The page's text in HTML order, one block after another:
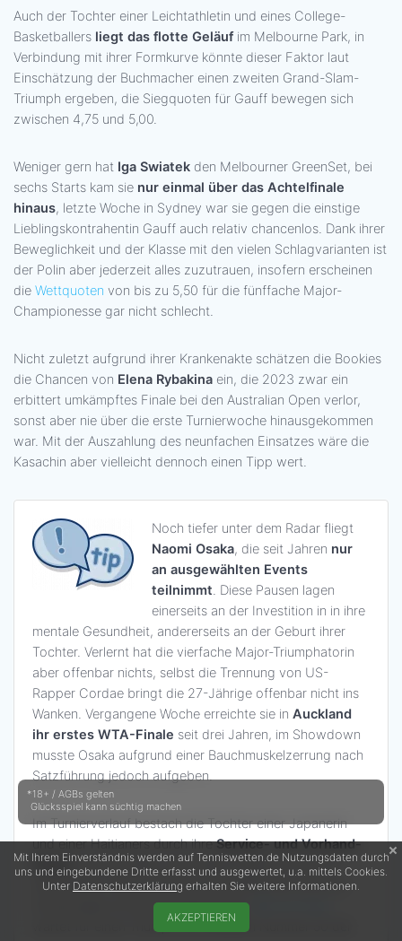
Auch der Tochter einer Leichtathletin und eines College-
Basketballers liegt das flotte Geläufim Melbourne Park, in
Verbindung mit ihrer Formkurve könnte dieser Faktor laut
Einschätzung der Buchmacher einen zweiten Grand-Slam-
Triumph ergeben, die Siegquoten für Gauff bewegen sich
zwischen 4,75 und 5,00.
Weniger gern hat Iga Swiatek den Melbourner GreenSet, bei
sechs Starts kam sie nur einmal über das Achtelfinale
hinaus, letzte Woche in Sydney war sie gegen die einstige
Lieblingskontrahentin Gauff auch relativ chancenlos. Dank ihrer
Beweglichkeit und der Klasse mit den vielen Schlagvarianten ist
der Polin aber jederzeit alles zuzutrauen, insofern erscheinen
die Wettquoten von bis zu 5,50 für die fünffache Major-
Championesse gar nicht schlecht.
Nicht zuletzt aufgrund ihrer Krankenakte schätzen die Bookies
die Chancen von Elena Rybakina ein, die 2023 zwar ein
erbittert umkämpftes Finale bei den Australian Open verlor,
sonst aber nie über die erste Turnierwoche hinausgekommen
war. Mit der Auszahlung des neunfachen Einsatzes wäre die
Kasachin aber vielleicht dennoch einen Tipp wert.
Noch tiefer unter dem Radar fliegt
Naomi Osaka, die seit Jahren nur
an ausgewählten Events
teilnimmt. Diese Pausen lagen
einerseits an der Investition in in ihre
mentale Gesundheit, andererseits an der Geburt ihrer
Tochter. Verlernt hat die vierfache Major-Triumphatorin
aber offenbar nichts, selbst die Trennung von US-
Rapper Cordae bringt die 27-Jährige offenbar nicht ins
Wanken. Vergangene Woche erreichte sie in Auckland
ihr erstes WTA-Finale seit drei Jahren, im Showdown
musste Osaka aufgrund einer Bauchmuskelzerrung nach
Satzführung jedoch aufgeben.
Im Turnierverlauf bestach die Tochter einer Japanerin
und einer Haitianers durch ihreService- und Vorhand-
Powerund der Gabe, auch lange Rallyes für sich zu
entscheiden. Dementsprechend ambitioniert sind ihre
Erwartungen für die Australian Open,
wartet für einen Triumph der aktuellen Nummer 50 der
*18+ / AGBs gelten
Glücksspiel kann süchtig machen
Mit Ihrem Einverständnis werden auf Tenniswetten.de Nutzungsdaten durch
uns und eingebundene Dritte erfasst und ausgewertet, u.a. mittels Cookies.
Unter Datenschutzerklärung erhalten Sie weitere Informationen.
AKZEPTIEREN